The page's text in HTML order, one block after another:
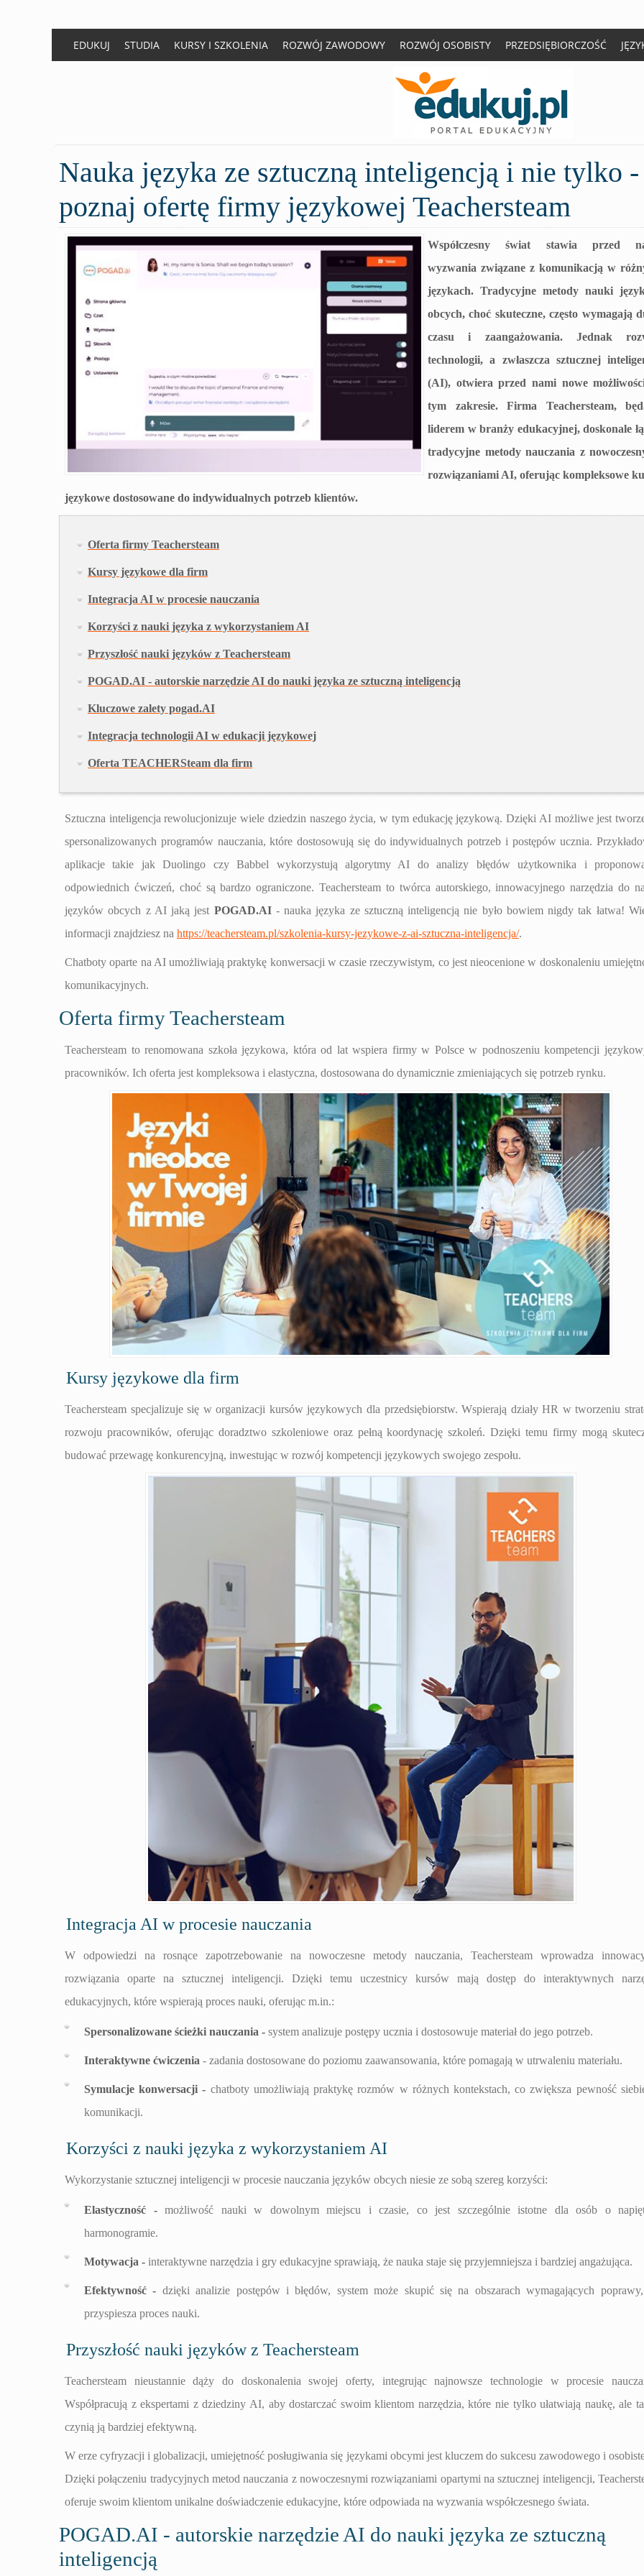
EDUKUJ STUDIA KURSY I SZKOLENIA ROZWÓJ ZAWODOWY ROZWÓJ OSOBISTY PRZEDSIĘBIORCZOŚĆ
Nauka języka ze sztuczną inteligencją i nie tylko -
poznaj ofertę firmy językowej Teachersteam
Współczesny świat stawia przed
wyzwania związane z komunikacją w
językach. Tradycyjne metody nauki
obcych, choć skuteczne, często wymagają
czasu i zaangażowania. Jednak
technologii, a zwłaszcza sztucznej
(AI), otwiera przed nami nowe
tym zakresie. Firma Teachersteam,
liderem w branży edukacyjnej, doskonale
tradycyjne metody nauczania z
rozwiązaniami AI, oferując kompleksowe
językowe dostosowane do indywidualnych potrzeb klientów.
Oferta firmy Teachersteam
Kursy językowe dla firm
Integracja AI w procesie nauczania
Korzyści z nauki języka z wykorzystaniem AI
Przyszłość nauki języków z Teachersteam
POGAD.AI - autorskie narzędzie AI do nauki języka ze sztuczną inteligencją
Kluczowe zalety pogad.AI
Integracja technologii AI w edukacji językowej
Oferta TEACHERSteam dla firm
Sztuczna inteligencja rewolucjonizuje wiele dziedzin naszego życia, w tym edukację językową. Dzięki AI możliwe jest
spersonalizowanych programów nauczania, które dostosowują się do indywidualnych potrzeb i postępów ucznia.
aplikacje takie jak Duolingo czy Babbel wykorzystują algorytmy AI do analizy błędów użytkownika i
odpowiednich ćwiczeń, choć są bardzo ograniczone. Teachersteam to twórca autorskiego, innowacyjnego narzędzia do
języków obcych z AI jaką jest POGAD.AI- nauka języka ze sztuczną inteligencją nie było bowiem nigdy tak łatwa!
informacji znajdziesz na https://teachersteam.pl/szkolenia-kursy-jezykowe-z-ai-sztuczna-inteligencja/.
Chatboty oparte na AI umożliwiają praktykę konwersacji w czasie rzeczywistym, co jest nieocenione w doskonaleniu
komunikacyjnych.
Oferta firmy Teachersteam
Teachersteam to renomowana szkoła językowa, która od lat wspiera firmy w Polsce w podnoszeniu kompetencji
pracowników. Ich oferta jest kompleksowa i elastyczna, dostosowana do dynamicznie zmieniających się potrzeb rynku.
Kursy językowe dla firm
Teachersteam specjalizuje się w organizacji kursów językowych dla przedsiębiorstw. Wspierają działy HR w tworzeniu
rozwoju pracowników, oferując doradztwo szkoleniowe oraz pełną koordynację szkoleń. Dzięki temu firmy mogą
budować przewagę konkurencyjną, inwestując w rozwój kompetencji językowych swojego zespołu.
Integracja AI w procesie nauczania
W odpowiedzi na rosnące zapotrzebowanie na nowoczesne metody nauczania, Teachersteam wprowadza
rozwiązania oparte na sztucznej inteligencji. Dzięki temu uczestnicy kursów mają dostęp do interaktywnych
edukacyjnych, które wspierają proces nauki, oferując m.in.:
Spersonalizowane ścieżki nauczania - system analizuje postępy ucznia i dostosowuje materiał do jego potrzeb.
Interaktywne ćwiczenia - zadania dostosowane do poziomu zaawansowania, które pomagają w utrwaleniu materiału.
Symulacje konwersacji - chatboty umożliwiają praktykę rozmów w różnych kontekstach, co zwiększa pewność
komunikacji.
Korzyści z nauki języka z wykorzystaniem AI
Wykorzystanie sztucznej inteligencji w procesie nauczania języków obcych niesie ze sobą szereg korzyści:
Elastyczność -możliwość nauki w dowolnym miejscu i czasie, co jest szczególnie istotne dla osób o
harmonogramie.
Motywacja - interaktywne narzędzia i gry edukacyjne sprawiają, że nauka staje się przyjemniejsza i bardziej angażująca.
Efektywność - dzięki analizie postępów i błędów, system może skupić się na obszarach wymagających
przyspiesza proces nauki.
Przyszłość nauki języków z Teachersteam
Teachersteam nieustannie dąży do doskonalenia swojej oferty, integrując najnowsze technologie w procesie
Współpracują z ekspertami z dziedziny AI, aby dostarczać swoim klientom narzędzia, które nie tylko ułatwiają naukę, ale
czynią ją bardziej efektywną.
W erze cyfryzacji i globalizacji, umiejętność posługiwania się językami obcymi jest kluczem do sukcesu zawodowego i
Dzięki połączeniu tradycyjnych metod nauczania z nowoczesnymi rozwiązaniami opartymi na sztucznej inteligencji,
oferuje swoim klientom unikalne doświadczenie edukacyjne, które odpowiada na wyzwania współczesnego świata.
POGAD.AI - autorskie narzędzie AI do nauki języka ze sztuczną
inteligencją